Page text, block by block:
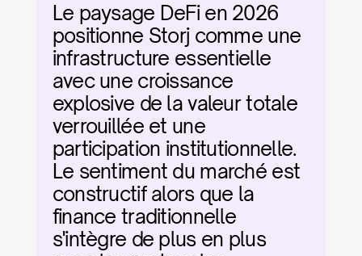
Le paysage DeFi en 2026
positionne Storj comme une
infrastructure essentielle
avec une croissance
explosive de la valeur totale
verrouillée et une
participation institutionnelle.
Le sentiment du marché est
constructif alors que la
finance traditionnelle
s'intègre de plus en plus